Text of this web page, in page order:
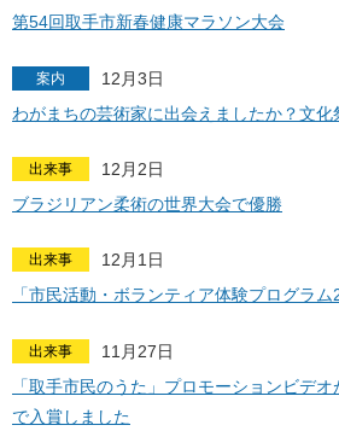
第54回取手市新春健康マラソン大会
案内
12月3日
わがまちの芸術家に出会えましたか？文化
出来事
12月2日
ブラジリアン柔術の世界大会で優勝
出来事
12月1日
「市民活動・ボランティア体験プログラ
出来事
11月27日
「取手市民のうた」プロモーションビデオ
で入賞しました